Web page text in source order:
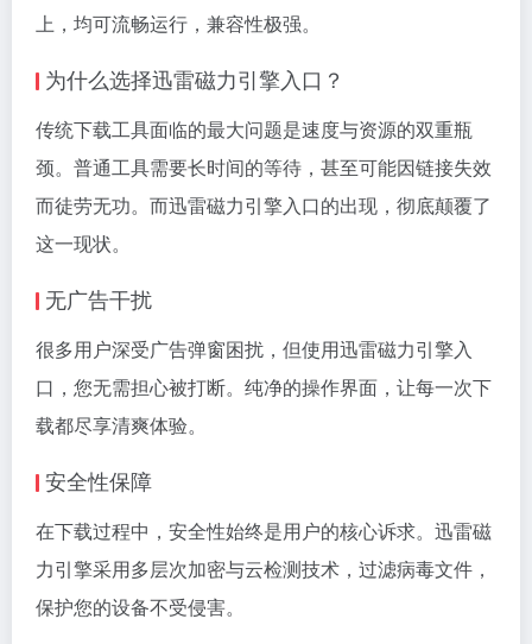
上，均可流畅运行，兼容性极强。
为什么选择迅雷磁力引擎入口？
传统下载工具面临的最大问题是速度与资源的双重瓶
颈。普通工具需要长时间的等待，甚至可能因链接失效
而徒劳无功。而迅雷磁力引擎入口的出现，彻底颠覆了
这一现状。
无广告干扰
很多用户深受广告弹窗困扰，但使用迅雷磁力引擎入
口，您无需担心被打断。纯净的操作界面，让每一次下
载都尽享清爽体验。
安全性保障
在下载过程中，安全性始终是用户的核心诉求。迅雷磁
力引擎采用多层次加密与云检测技术，过滤病毒文件，
保护您的设备不受侵害。